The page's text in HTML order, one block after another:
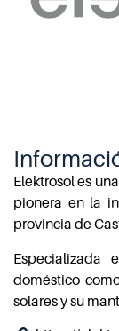
Elektrosol es
pionera en la
provincia de
Especializada
doméstico
solares y su